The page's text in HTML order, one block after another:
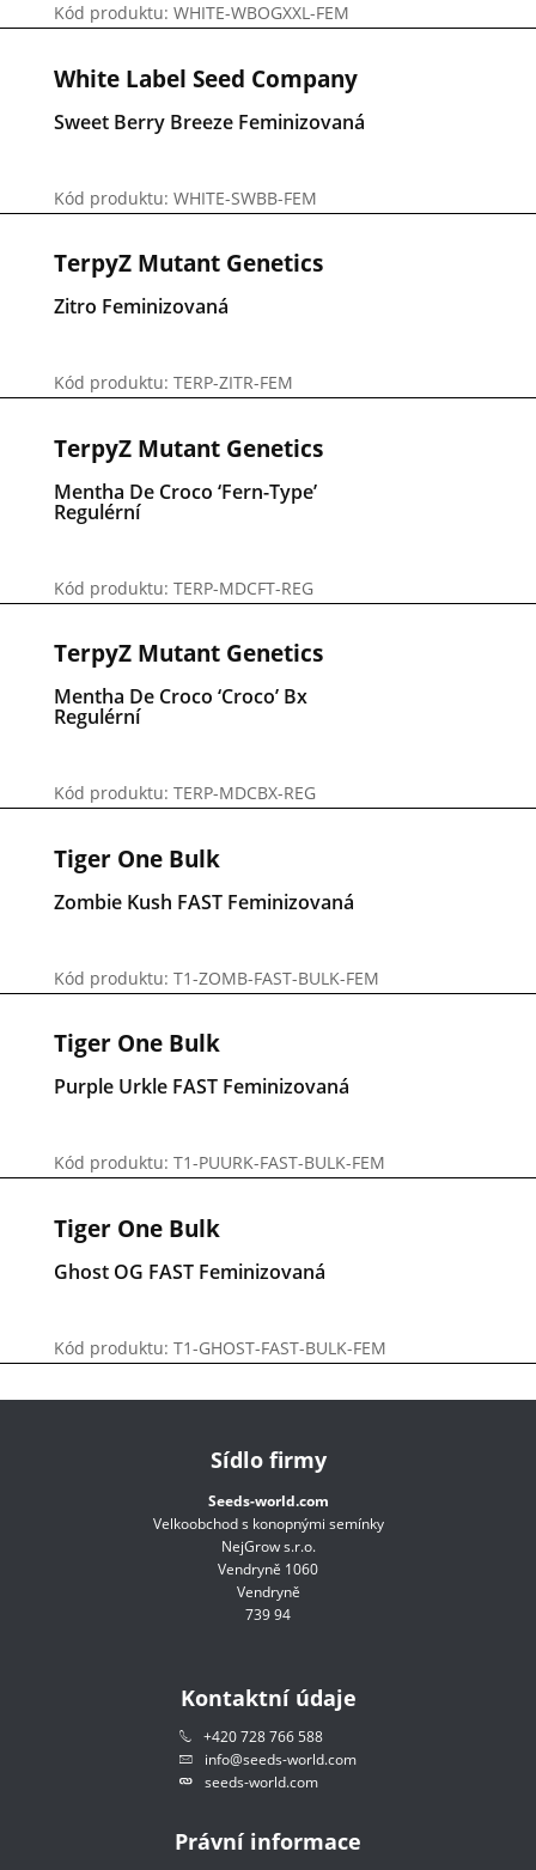
Kód produktu: WHITE-WBOGXXL-FEM
White Label Seed Company
Sweet Berry Breeze Feminizovaná
Kód produktu: WHITE-SWBB-FEM
TerpyZ Mutant Genetics
Zitro Feminizovaná
Kód produktu: TERP-ZITR-FEM
TerpyZ Mutant Genetics
Mentha De Croco ‘Fern-Type’
Regulérní
Kód produktu: TERP-MDCFT-REG
TerpyZ Mutant Genetics
Mentha De Croco ‘Croco’ Bx
Regulérní
Kód produktu: TERP-MDCBX-REG
Tiger One Bulk
Zombie Kush FAST Feminizovaná
Kód produktu: T1-ZOMB-FAST-BULK-FEM
Tiger One Bulk
Purple Urkle FAST Feminizovaná
Kód produktu: T1-PUURK-FAST-BULK-FEM
Tiger One Bulk
Ghost OG FAST Feminizovaná
Kód produktu: T1-GHOST-FAST-BULK-FEM
Sídlo firmy
Seeds-world.com
Velkoobchod s konopnými semínky
NejGrow s.r.o.
Vendryně 1060
Vendryně
739 94
Kontaktní údaje
+420 728 766 588
info@seeds-world.com
seeds-world.com
Právní informace